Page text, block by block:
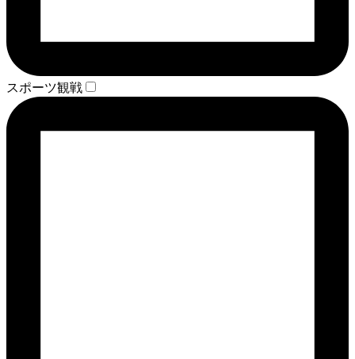
スポーツ観戦